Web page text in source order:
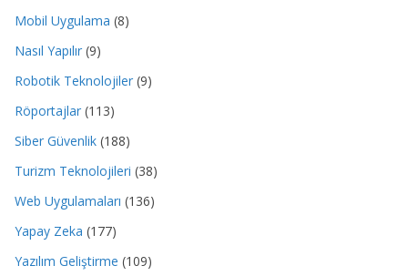
Mobil Uygulama (8)
Nasıl Yapılır (9)
Robotik Teknolojiler (9)
Röportajlar (113)
Siber Güvenlik (188)
Turizm Teknolojileri (38)
Web Uygulamaları (136)
Yapay Zeka (177)
Yazılım Geliştirme (109)